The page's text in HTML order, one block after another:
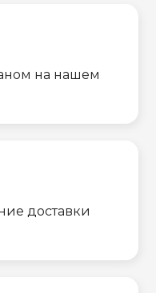
на нашем
доставки